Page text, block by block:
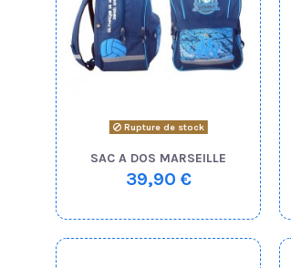
Rupture de stock
SAC A DOS MARSEILLE
39,90 €